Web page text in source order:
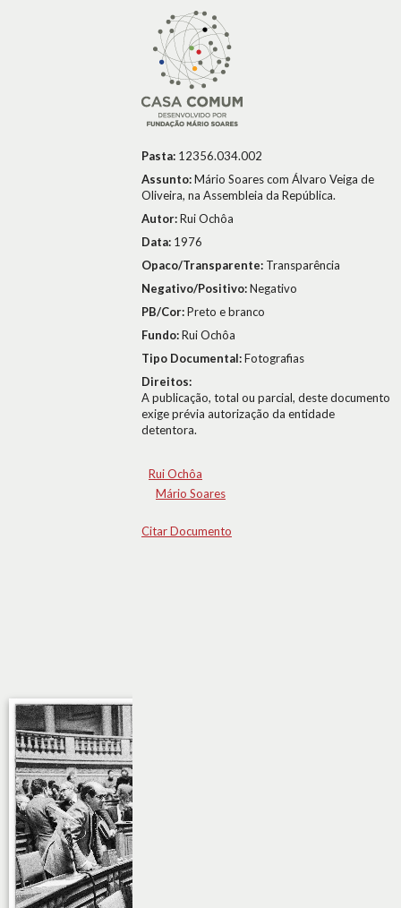
Pasta: 12356.034.002
Assunto:Mário Soares com Álvaro Veiga de
Oliveira, na Assembleia da República.
Autor:Rui Ochôa
Data: 1976
Opaco/Transparente: Transparência
Negativo/Positivo:Negativo
PB/Cor:Preto e branco
Fundo:Rui Ochôa
Tipo Documental:Fotografias
Direitos:
A publicação, total ou parcial, deste documento
exige prévia autorização da entidade
detentora.
Rui Ochôa
Mário Soares
Citar Documento